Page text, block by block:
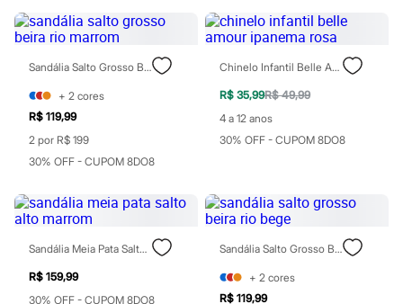
Camisas
Casacos e Jaquetas
Jeans
Moda esportiva
Shorts e Bermudas
Todos os produtos
Infantil
Em alta
Arrumadinho para os meninos
Romântico para as meninas
Novidades
Roupas menina
0 a 24 meses
4 a 12 anos
10 a 16 anos
Roupas menino
Sandália Salto Grosso Beira Rio Marrom
+ 2 cores
R$ 119,99
2 por R$ 199
30% OFF - CUPOM 8DO8
Chinelo Infantil Belle Amour Ipanema Rosa
R$ 35,99R$ 49,99
4 a 12 anos
30% OFF - CUPOM 8DO8
Sandália Meia Pata Salto Alto Marrom
R$ 159,99
30% OFF - CUPOM 8DO8
Sandália Salto Grosso Beira Rio Bege
+ 2 cores
R$ 119,99